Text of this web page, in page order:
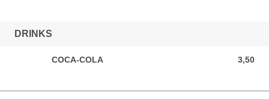
DRINKS
COCA-COLA 3,50
3,50 EUR